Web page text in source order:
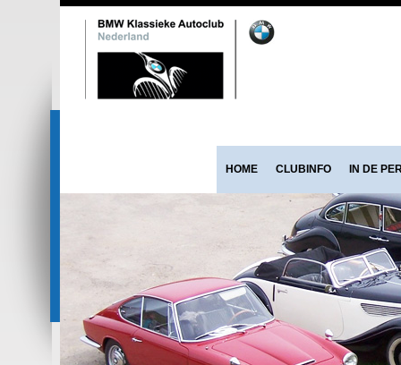
HOME CLUBINFO IN DE